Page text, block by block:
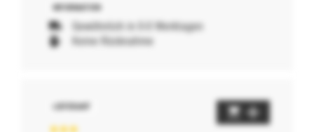
Gewöhnlich in 0-0 Werktagen
Keine Rücknahme